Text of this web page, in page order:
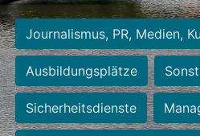
Journalismus, PR, Medien,
Ausbildungsplätze
Sicherheitsdienste